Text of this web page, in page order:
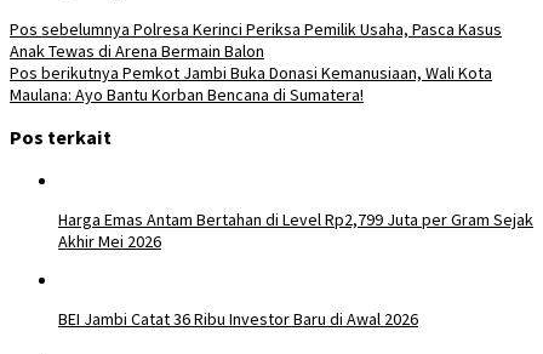
Pos sebelumnya Polresa Kerinci Periksa Pemilik Usaha, Pasca Kasus
Anak Tewas di Arena Bermain Balon
Pos berikutnya Pemkot Jambi Buka Donasi Kemanusiaan, Wali Kota
Maulana: Ayo Bantu Korban Bencana di Sumatera!
Pos terkait
Harga Emas Antam Bertahan di Level Rp2,799 Juta per Gram Sejak
Akhir Mei 2026
BEI Jambi Catat 36 Ribu Investor Baru di Awal 2026